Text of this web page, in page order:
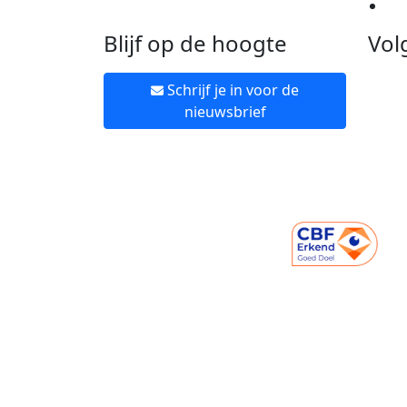
Blijf op de hoogte
Schrijf je in voor de
nieuwsbrief